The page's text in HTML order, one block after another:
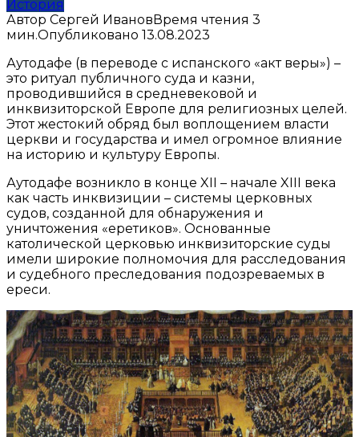
История
Автор Сергей ИвановВремя чтения 3
мин.Опубликовано 13.08.2023
Аутодафе (в переводе с испанского «акт веры») –
это ритуал публичного суда и казни,
проводившийся в средневековой и
инквизиторской Европе для религиозных целей.
Этот жестокий обряд был воплощением власти
церкви и государства и имел огромное влияние
на историю и культуру Европы.
Аутодафе возникло в конце XII – начале XIII века
как часть инквизиции – системы церковных
судов, созданной для обнаружения и
уничтожения «еретиков». Основанные
католической церковью инквизиторские суды
имели широкие полномочия для расследования
и судебного преследования подозреваемых в
ереси.